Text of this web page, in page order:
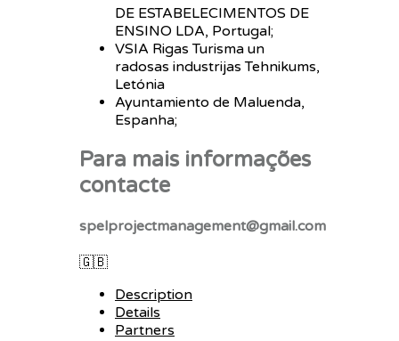
DE ESTABELECIMENTOS DE
ENSINO LDA, Portugal;
VSIA Rigas Turisma un
radosas industrijas Tehnikums,
Letónia
Ayuntamiento de Maluenda,
Espanha;
Para mais informações
contacte
spelprojectmanagement@gmail.com
🇬🇧
Description
Details
Partners